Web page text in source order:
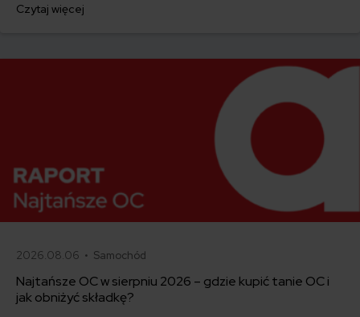
ofertę lub zdecydowałeś się sprzedać samochód w trakcie trwania
Czytaj więcej
2026.08.06 • Samochód
Najtańsze OC w sierpniu 2026 – gdzie kupić tanie OC i
jak obniżyć składkę?